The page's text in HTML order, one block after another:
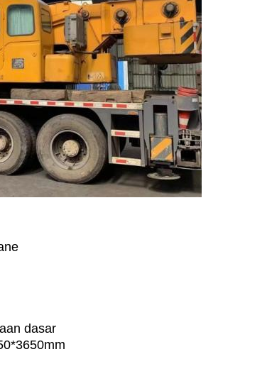
dasar
*3650mm